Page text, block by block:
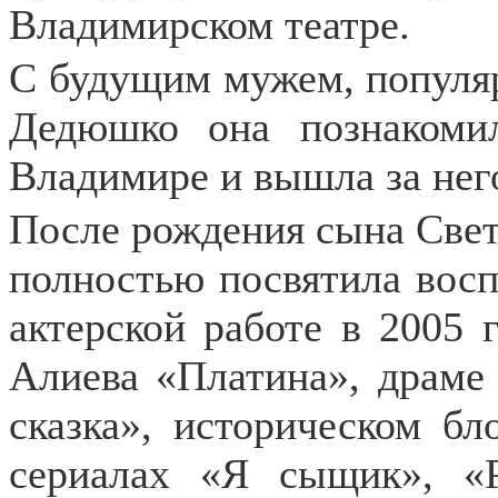
Владимирском театре.
С будущим мужем,
Дедюшко она
Владимире и вышла за
После рождения сына
полностью посвятила
актерской работе в 2005
Алиева «Платина»,
сказка», историческом
сериалах «Я сыщик»,